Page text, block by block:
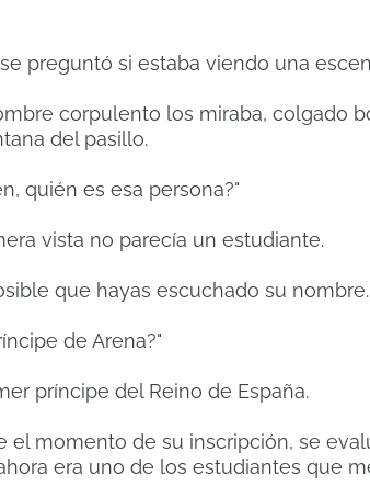
preguntó si estaba viendo una
corpulento los miraba, colgado
del pasillo.
quién es esa persona?"
vista no parecía un estudiante.
que hayas escuchado su nombre.
de Arena?"
príncipe del Reino de España.
el momento de su inscripción, se
era uno de los estudiantes que